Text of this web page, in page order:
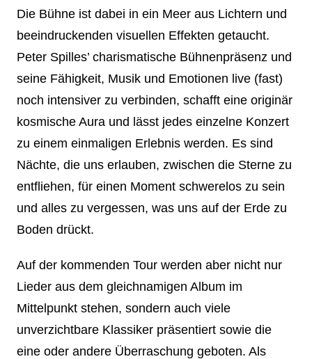
Die Bühne ist dabei in ein Meer aus Lichtern und
beeindruckenden visuellen Effekten getaucht.
Peter Spilles’ charismatische Bühnenpräsenz und
seine Fähigkeit, Musik und Emotionen live (fast)
noch intensiver zu verbinden, schafft eine originär
kosmische Aura und lässt jedes einzelne Konzert
zu einem einmaligen Erlebnis werden. Es sind
Nächte, die uns erlauben, zwischen die Sterne zu
entfliehen, für einen Moment schwerelos zu sein
und alles zu vergessen, was uns auf der Erde zu
Boden drückt.
Auf der kommenden Tour werden aber nicht nur
Lieder aus dem gleichnamigen Album im
Mittelpunkt stehen, sondern auch viele
unverzichtbare Klassiker präsentiert sowie die
eine oder andere Überraschung geboten. Als